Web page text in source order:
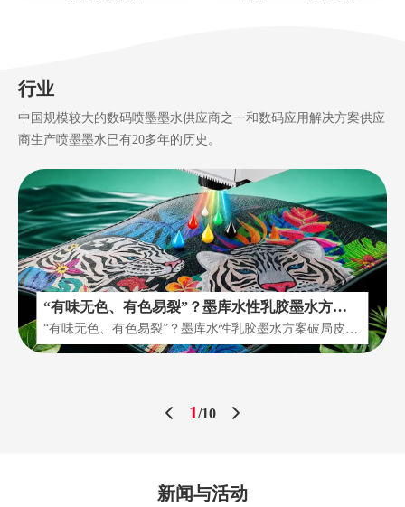
行业
中国规模较大的数码喷墨墨水供应商之一和数码应用解决方案供应
商生产喷墨墨水已有20多年的历史。
“有味无色、有色易裂”？墨库水性乳胶墨水方案
破局皮革数码喷印难题
“有味无色、有色易裂”？墨库水性乳胶墨水方案破局皮革
数码喷印难题!皮革数码喷印产业长期面临一道单选题：
1/10
新闻与活动